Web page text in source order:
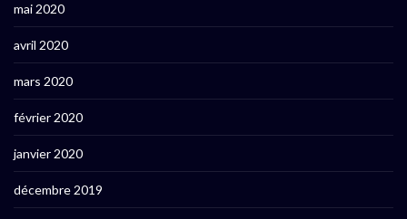
mai 2020
avril 2020
mars 2020
février 2020
janvier 2020
décembre 2019